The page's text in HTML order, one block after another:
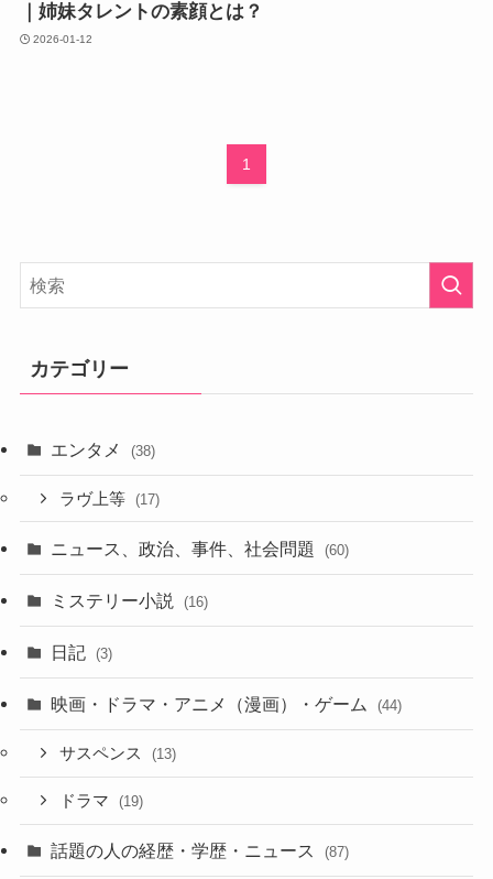
｜姉妹タレントの素顔とは？
2026-01-12
1
カテゴリー
エンタメ (38)
ラヴ上等 (17)
ニュース、政治、事件、社会問題 (60)
ミステリー小説 (16)
日記 (3)
映画・ドラマ・アニメ（漫画）・ゲーム (44)
サスペンス (13)
ドラマ (19)
話題の人の経歴・学歴・ニュース (87)